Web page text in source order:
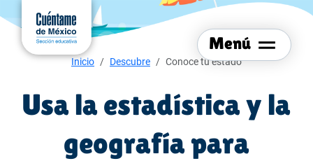
Ir al
contenido
principal
Menú
Menú del sitio
Menú de navegación
Inicio Descubre Conoce tu estado
Usa la estadística y la
geografía para